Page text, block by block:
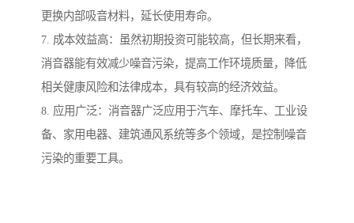
更换内部吸音材料，延长使用寿命。
7. 成本效益高：虽然初期投资可能较高，但长期来看，
消音器能有效减少噪音污染，提高工作环境质量，降低
相关健康风险和法律成本，具有较高的经济效益。
8. 应用广泛：消音器广泛应用于汽车、摩托车、工业设
备、家用电器、建筑通风系统等多个领域，是控制噪音
污染的重要工具。